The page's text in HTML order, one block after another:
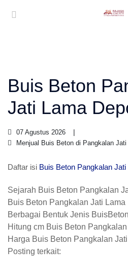
Buis Beton
Jati Lama
07 Agustus 2026
Menjual Buis Beton di Pangkalan
Daftar isi Buis Beton Pangkalan Jati
Sejarah Buis Beton Pangkalan
Buis Beton Pangkalan Jati Lama
Berbagai Bentuk Jenis
Hitung cm Buis Beton
Harga Buis Beton Pangkalan
Posting terkait: